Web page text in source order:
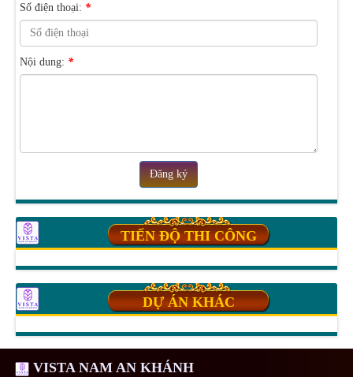
Số điện thoại: *
Nội dung: *
Đăng ký
TIẾN ĐỘ THI CÔNG
DỰ ÁN KHÁC
VISTA NAM AN KHÁNH